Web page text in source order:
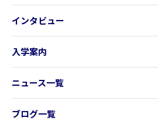
インタビュー
入学案内
ニュース一覧
ブログ一覧